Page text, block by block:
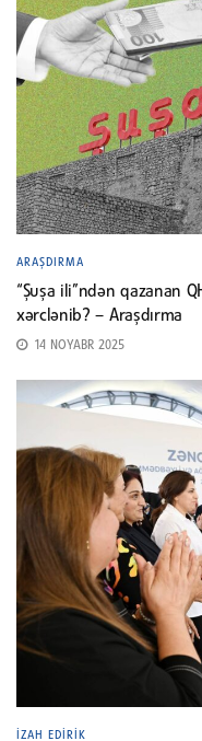
ARAŞDIRMA
“Şuşa ili”ndən qazanan
xərclənib? – Araşdırma
14 NOYABR 2025
İZAH EDIRIK